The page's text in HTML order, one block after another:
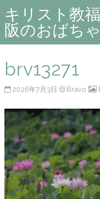
キリスト教
阪のおばち
brv13271
2026年7月3日 Bravo